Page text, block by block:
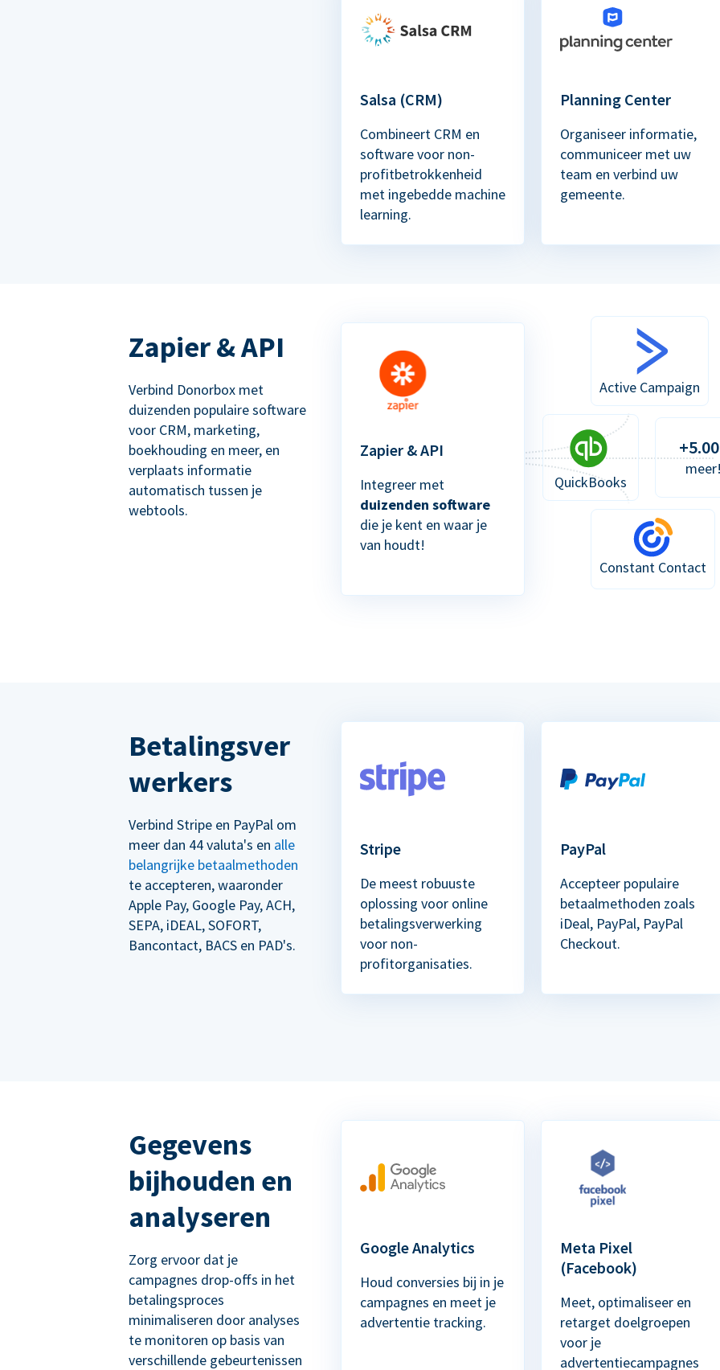
Salsa (CRM)
Combineert CRM en
software voor non-
profitbetrokkenheid
met ingebedde machine
learning.
Planning Center
Organiseer informatie,
communiceer met uw
team en verbind uw
gemeente.
Zapier & API
Verbind Donorbox met
duizenden populaire software
voor CRM, marketing,
boekhouding en meer, en
verplaats informatie
automatisch tussen je
webtools.
Zapier & API
Integreer met
duizenden software
die je kent en waar je
van houdt!
Active Campaign
QuickBooks
Constant Contact
Betalingsver
werkers
Verbind Stripe en PayPal om
meer dan 44 valuta's en alle
belangrijke betaalmethoden
te accepteren, waaronder
Apple Pay, Google Pay, ACH,
SEPA, iDEAL, SOFORT,
Bancontact, BACS en PAD's.
Stripe
De meest robuuste
oplossing voor online
betalingsverwerking
voor non-
profitorganisaties.
PayPal
Accepteer populaire
betaalmethoden zoals
iDeal, PayPal, PayPal
Checkout.
Gegevens
bijhouden en
analyseren
Zorg ervoor dat je
campagnes drop-offs in het
betalingsproces
minimaliseren door analyses
te monitoren op basis van
verschillende gebeurtenissen
Google Analytics
Houd conversies bij in je
campagnes en meet je
advertentie tracking.
Meta Pixel
(Facebook)
Meet, optimaliseer en
retarget doelgroepen
voor je
advertentiecampagnes